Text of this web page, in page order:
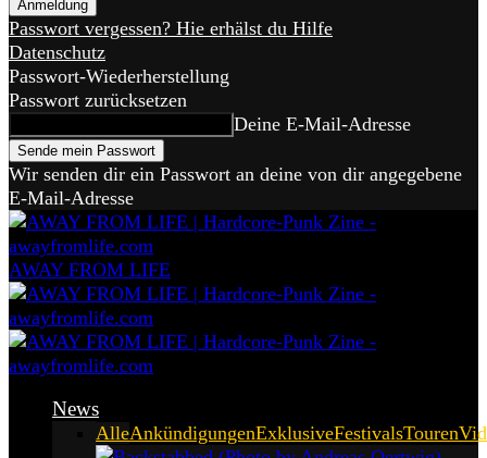
Passwort vergessen? Hie erhälst du Hilfe
Datenschutz
Passwort-Wiederherstellung
Passwort zurücksetzen
Deine E-Mail-Adresse
Wir senden dir ein Passwort an deine von dir angegebene
E-Mail-Adresse
AWAY FROM LIFE
News
AlleAnkündigungenExklusiveFestivalsTouren